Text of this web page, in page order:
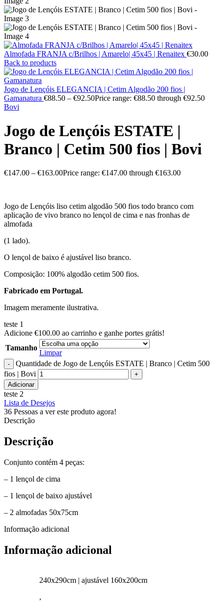
Almofada FRANJA c/Brilhos | Amarelo| 45x45 | Renaitex €30.00
Back to products
Jogo de Lençóis ELEGANCIA | Cetim Algodão 200 fios |
Gamanatura €88.50 – €92.50Price range: €88.50 through €92.50
Bovi
Jogo de Lençóis ESTATE |
Branco | Cetim 500 fios | Bovi
€147.00 – €163.00Price range: €147.00 through €163.00
Jogo de Lençóis liso cetim algodão 500 fios todo branco com
aplicação de vivo branco no lençol de cima e nas fronhas de
almofada
(1 lado).
O lençol de baixo é ajustável liso branco.
Composição: 100% algodão cetim 500 fios.
Fabricado em Portugal.
Imagem meramente ilustrativa.
teste 1
Adicione €100.00 ao carrinho e ganhe portes grátis!
Tamanho
Limpar
Quantidade de Jogo de Lençóis ESTATE | Branco | Cetim 500
fios | Bovi
Adicionar
teste 2
Lista de Desejos
36 Pessoas a ver este produto agora!
Descrição
Descrição
Conjunto contém 4 peças:
– 1 lençol de cima
– 1 lençol de baixo ajustável
– 2 almofadas 50x75cm
Informação adicional
Informação adicional
240x290cm | ajustável 160x200cm
,